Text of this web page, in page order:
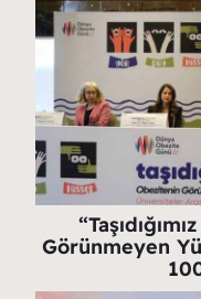
Görünmeyen